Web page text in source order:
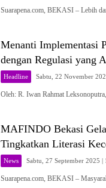
Suarapena.com, BEKASI – Lebih
Menanti Implementasi
dengan Regulasi yang
Headline Sabtu, 22 November
Oleh: R. Iwan Rahmat
MAFINDO Bekasi
Tingkatkan Literasi
News Sabtu, 27 September 2025 |
Suarapena.com, BEKASI –